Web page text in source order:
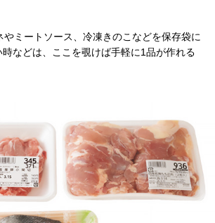
やミートソース、冷凍きのこなどを保存袋に
時などは、ここを覗けば手軽に1品が作れる